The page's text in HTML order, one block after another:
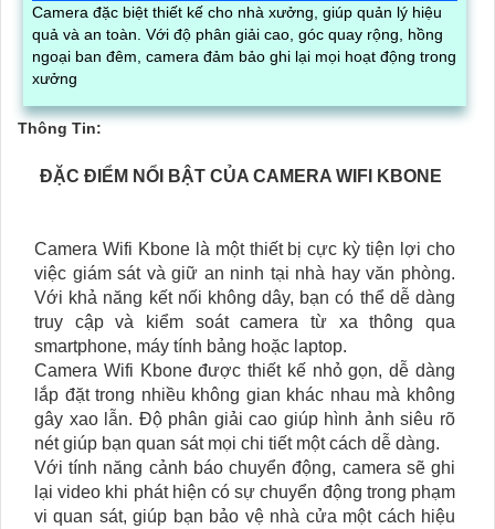
Camera đặc biệt thiết kế cho nhà xưởng, giúp quản lý hiệu
quả và an toàn. Với độ phân giải cao, góc quay rộng, hồng
ngoại ban đêm, camera đảm bảo ghi lại mọi hoạt động trong
xưởng
Thông Tin:
ĐẶC ĐIỂM NỔI BẬT CỦA CAMERA WIFI KBONE
Camera Wifi Kbone là một thiết bị cực kỳ tiện lợi cho
việc giám sát và giữ an ninh tại nhà hay văn phòng.
Với khả năng kết nối không dây, bạn có thể dễ dàng
truy cập và kiểm soát camera từ xa thông qua
smartphone, máy tính bảng hoặc laptop.
Camera Wifi Kbone được thiết kế nhỏ gọn, dễ dàng
lắp đặt trong nhiều không gian khác nhau mà không
gây xao lẫn. Độ phân giải cao giúp hình ảnh siêu rõ
nét giúp bạn quan sát mọi chi tiết một cách dễ dàng.
Với tính năng cảnh báo chuyển động, camera sẽ ghi
lại video khi phát hiện có sự chuyển động trong phạm
vi quan sát, giúp bạn bảo vệ nhà cửa một cách hiệu